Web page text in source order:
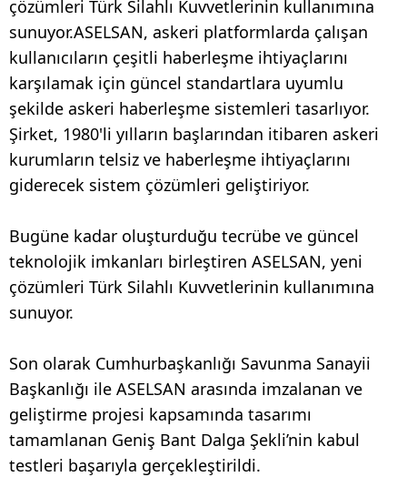
çözümleri Türk Silahlı Kuvvetlerinin kullanımına
sunuyor.ASELSAN, askeri platformlarda çalışan
kullanıcıların çeşitli haberleşme ihtiyaçlarını
karşılamak için güncel standartlara uyumlu
şekilde askeri haberleşme sistemleri tasarlıyor.
Şirket, 1980'li yılların başlarından itibaren askeri
kurumların telsiz ve haberleşme ihtiyaçlarını
giderecek sistem çözümleri geliştiriyor.
Bugüne kadar oluşturduğu tecrübe ve güncel
teknolojik imkanları birleştiren ASELSAN, yeni
çözümleri Türk Silahlı Kuvvetlerinin kullanımına
sunuyor.
Son olarak Cumhurbaşkanlığı Savunma Sanayii
Başkanlığı ile ASELSAN arasında imzalanan ve
geliştirme projesi kapsamında tasarımı
tamamlanan Geniş Bant Dalga Şekli’nin kabul
testleri başarıyla gerçekleştirildi.